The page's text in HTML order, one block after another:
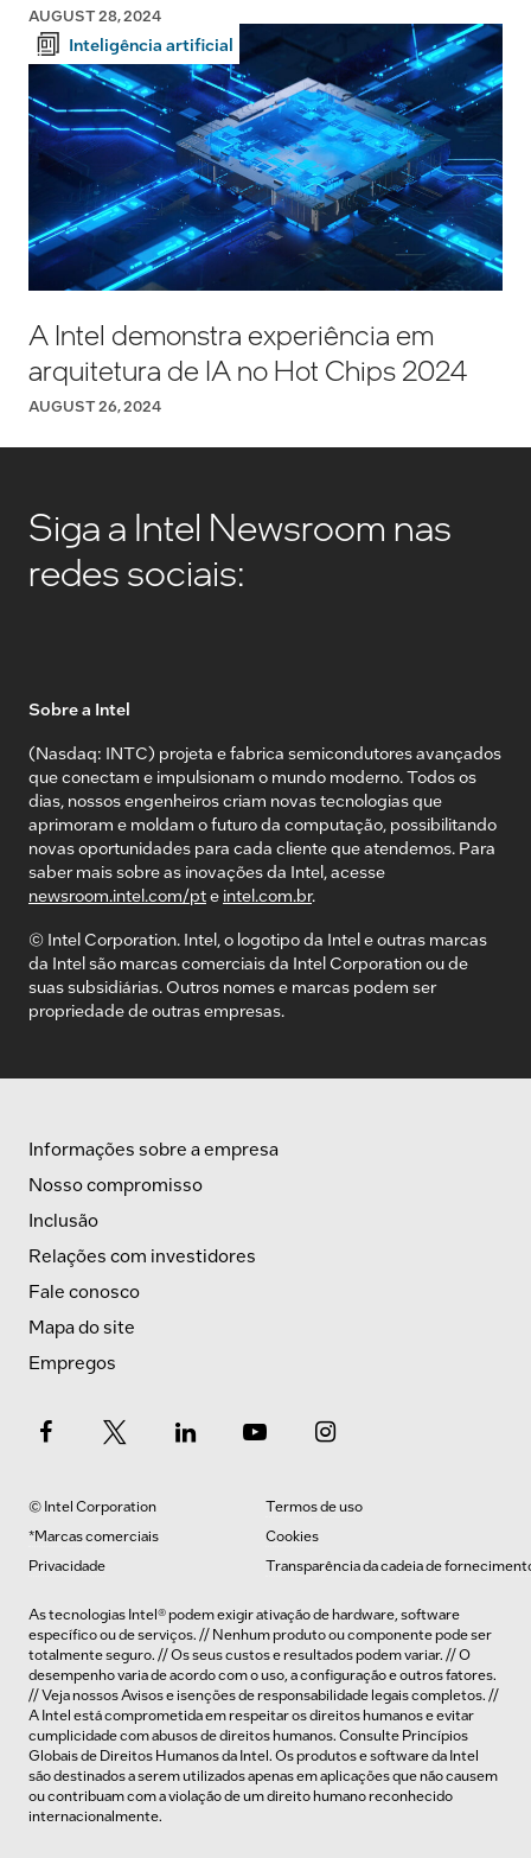
AUGUST 28, 2024
Inteligência artificial
A Intel demonstra experiência em
arquitetura de IA no Hot Chips 2024
AUGUST 26, 2024
Siga a Intel Newsroom nas
redes sociais:
Sobre a Intel
(Nasdaq: INTC) projeta e fabrica semicondutores avançados
que conectam e impulsionam o mundo moderno. Todos os
dias, nossos engenheiros criam novas tecnologias que
aprimoram e moldam o futuro da computação, possibilitando
novas oportunidades para cada cliente que atendemos. Para
saber mais sobre as inovações da Intel, acesse
newsroom.intel.com/pte intel.com.br.
© Intel Corporation. Intel, o logotipo da Intel e outras marcas
da Intel são marcas comerciais da Intel Corporation ou de
suas subsidiárias. Outros nomes e marcas podem ser
propriedade de outras empresas.
Informações sobre a empresa
Nosso compromisso
Inclusão
Relações com investidores
Fale conosco
Mapa do site
Empregos
© Intel Corporation
Termos de uso
*Marcas comerciais
Cookies
Privacidade
Transparência da cadeia de
As tecnologias Intel® podem exigir ativação de hardware, software
específico ou de serviços. // Nenhum produto ou componente pode ser
totalmente seguro. // Os seus custos e resultados podem variar. // O
desempenho varia de acordo com o uso, a configuração e outros fatores.
// Veja nossosAvisos e isenções de responsabilidade legais completos. //
A Intel está comprometida em respeitar os direitos humanos e evitar
cumplicidade com abusos de direitos humanos. ConsultePrincípios
Globais de Direitos Humanosda Intel. Os produtos e software da Intel
são destinados a serem utilizados apenas em aplicações que não causem
ou contribuam com a violação de um direito humano reconhecido
internacionalmente.